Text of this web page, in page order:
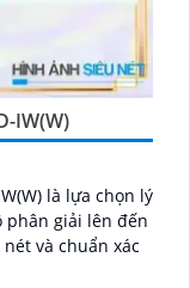
IW(W)
là lựa chọn lý
và chuẩn xác